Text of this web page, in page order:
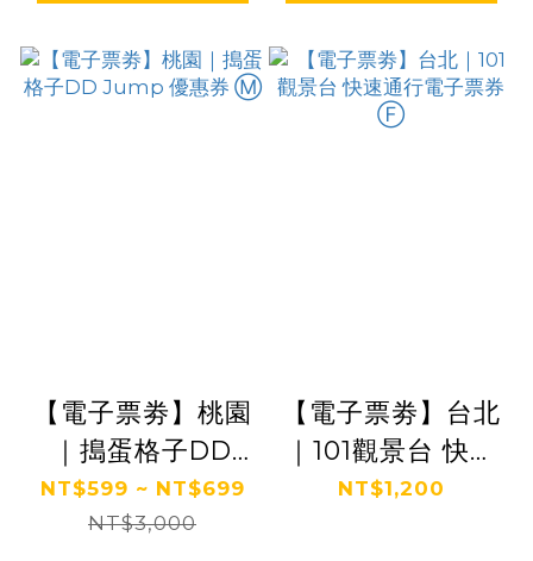
【電子票劵】桃園
｜搗蛋格子DD
Jump 優惠券 Ⓜ
NT$599 ~ NT$699
NT$3,000
【電子票劵】台北
｜101觀景台 快速
通行電子票券 Ⓕ
NT$1,200